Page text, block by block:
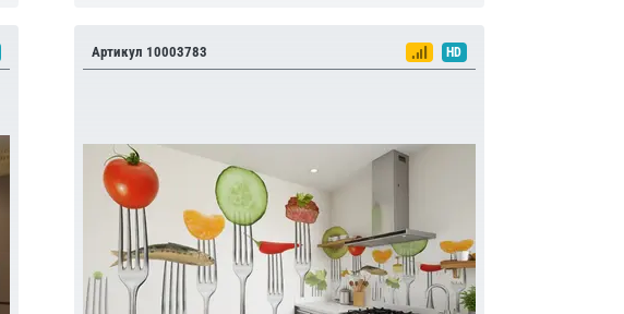
Артикул 10003783 HD